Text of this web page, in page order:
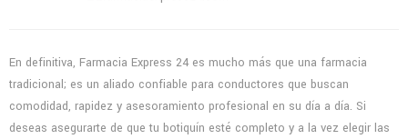
En definitiva, Farmacia Express 24 es mucho más que una farmacia
tradicional; es un aliado confiable para conductores que buscan
comodidad, rapidez y asesoramiento profesional en su día a día. Si
deseas asegurarte de que tu botiquín esté completo y a la vez elegir las